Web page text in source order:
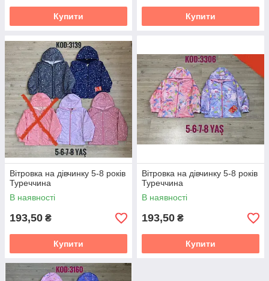
Купити Купити
Вітровка на дівчинку 5-8 років
Туреччина
В наявності
193,50 ₴
Купити
Вітровка на дівчинку 5-8 років
Туреччина
В наявності
193,50 ₴
Купити